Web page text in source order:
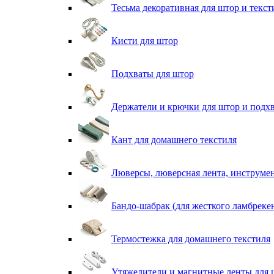
Тесьма декоративная для штор и
Кисти для штор
Подхваты для штор
Держатели и крючки для штор и
Кант для домашнего текстиля
Люверсы, люверсная лента,
Бандо-шабрак (для жесткого
Термостежка для домашнего текстиля
Утяжелители и магнитные ленты для